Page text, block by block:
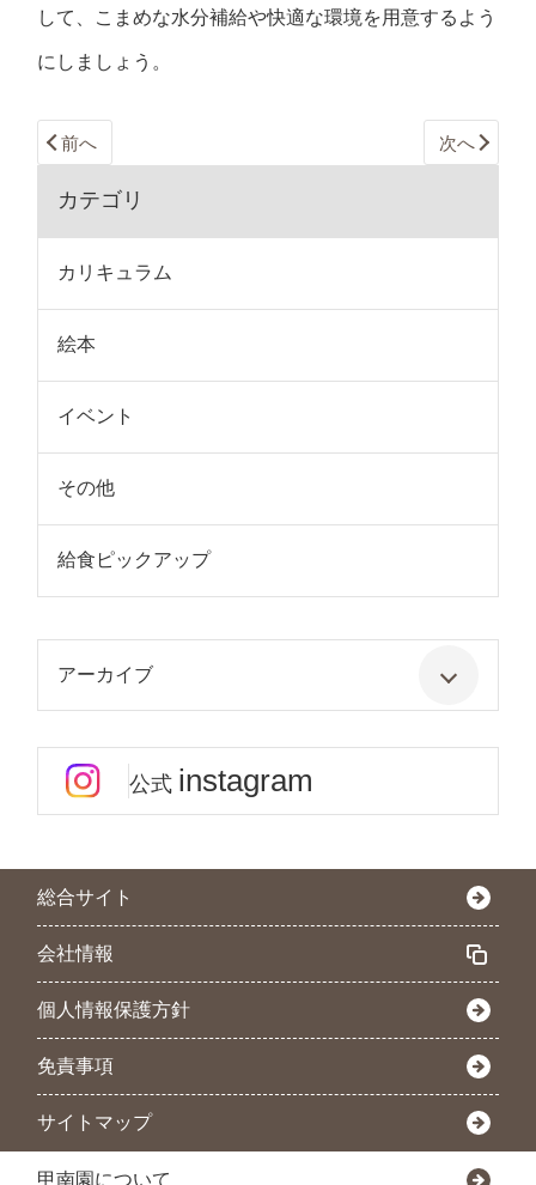
して、こまめな水分補給や快適な環境を用意するよう
にしましょう。
前へ 次へ
カテゴリ
カリキュラム
絵本
イベント
その他
給食ピックアップ
アーカイブ
公式 instagram
総合サイト
会社情報
個人情報保護方針
免責事項
サイトマップ
甲南園について